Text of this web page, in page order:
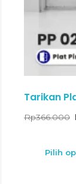
Tarikan
Rp366.000
Pilih